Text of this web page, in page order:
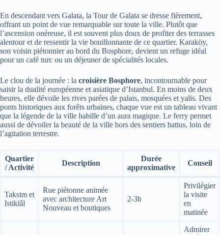
En descendant vers Galata, la Tour de Galata se dresse fièrement,
offrant un point de vue remarquable sur toute la ville. Plutôt que
l’ascension onéreuse, il est souvent plus doux de profiter des terrasses
alentour et de ressentir la vie bouillonnante de ce quartier. Karaköy,
son voisin piétonnier au bord du Bosphore, devient un refuge idéal
pour un café turc ou un déjeuner de spécialités locales.
Le clou de la journée : la croisière Bosphore, incontournable pour
saisir la dualité européenne et asiatique d’Istanbul. En moins de deux
heures, elle dévoile les rives parées de palais, mosquées et yalis. Des
ponts historiques aux forêts urbaines, chaque vue est un tableau vivant
que la légende de la ville habille d’un aura magique. Le ferry permet
aussi de dévoiler la beauté de la ville hors des sentiers battus, loin de
l’agitation terrestre.
Quartier
/ Activité
Description
Durée
approximative
Conseil
Taksim et
Istiklâl
Rue piétonne animée
avec architecture Art
Nouveau et boutiques
2-3h
Privilégier
la visite
en
matinée
Admirer